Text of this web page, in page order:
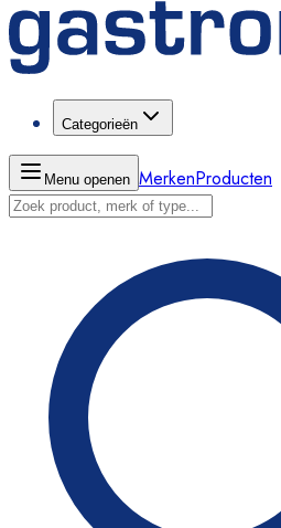
Categorieën
Menu openen MerkenProducten